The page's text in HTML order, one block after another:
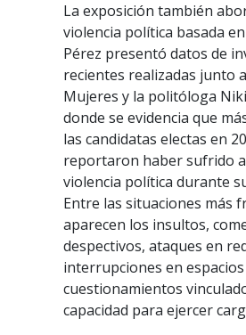
La exposición también
violencia política basada
Pérez presentó datos de
recientes realizadas junto
Mujeres y la politóloga
donde se evidencia que
las candidatas electas en
reportaron haber sufrido
violencia política durante
Entre las situaciones más
aparecen los insultos,
despectivos, ataques en
interrupciones en
cuestionamientos
capacidad para ejercer